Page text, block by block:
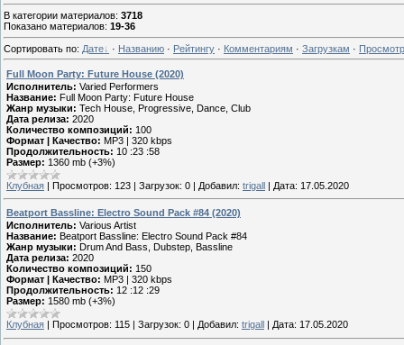
В категории материалов: 3718
Показано материалов: 19-36
Сортировать по: Дате · Названию · Рейтингу · Комментариям · Загрузкам ·
Full Moon Party: Future House (2020)
Исполнитель: Varied Performers
Название: Full Moon Party: Future House
Жанр музыки: Tech House, Progressive, Dance, Club
Дата релиза: 2020
Количество композиций: 100
Формат | Качество: MP3 | 320 kbps
Продолжительность: 10 :23 :58
Размер: 1360 mb (+3%)
Клубная | Просмотров: 123 | Загрузок: 0 | Добавил: trigall | Дата: 17.05.2020
Beatport Bassline: Electro Sound Pack #84 (2020)
Исполнитель: Various Artist
Название: Beatport Bassline: Electro Sound Pack #84
Жанр музыки: Drum And Bass, Dubstep, Bassline
Дата релиза: 2020
Количество композиций: 150
Формат | Качество: MP3 | 320 kbps
Продолжительность: 12 :12 :29
Размер: 1580 mb (+3%)
Клубная Просмотров: 115 Загрузок: 0 Добавил: trigall Дата: 17.05.2020